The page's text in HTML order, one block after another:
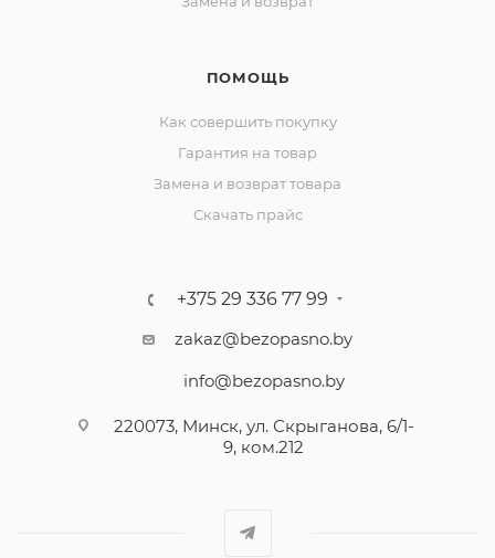
ПОМОЩЬ
Как совершить покупку
Гарантия на товар
Замена и возврат товара
Скачать прайс
+375 29 336 77 99
zakaz@bezopasno.by
info@bezopasno.by
220073, Минск, ул. Скрыганова, 6/1-
9, ком.212